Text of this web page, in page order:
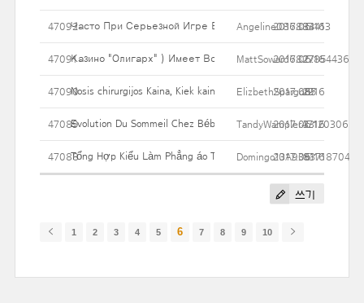
47092Часто При Серьезной Игре В Мыслях Закрадываются
Angeline086884413
2017.06.16
33
47091Казино "Олигарх" ) Имеет Все Необходимые Документы
MattSoward6827854436
2017.06.16
27
47090Nosis chirurgijos Kaina, Kiek kainuoja? Jei Jūs išleisti?
ElizbethSpargo85
2017.06.16
29
47089Evolution Du Sommeil Chez Bébé TandyWampler47120306
2017.06.16
33
47088Tổng Hợp Kiểu Làm Phẳng áo Thun Mà Không Cần Máy Giặt
Domingo13A9353718704
2017.06.16
81
쓰기
1 2 3 4 5 6 7 8 9 10